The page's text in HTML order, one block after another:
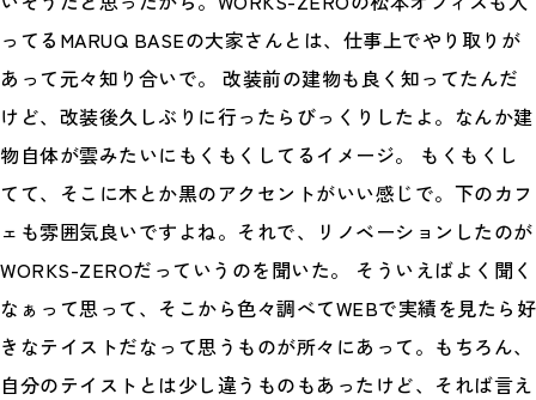
ってるMARUQ BASEの大家さんとは、仕事上でやり取りが
あって元々知り合いで。 改装前の建物も良く知ってたんだ
けど、改装後久しぶりに行ったらびっくりしたよ。なんか建
物自体が雲みたいにもくもくしてるイメージ。 もくもくし
てて、そこに木とか黒のアクセントがいい感じで。下のカフ
ェも雰囲気良いですよね。それで、リノベーションしたのが
WORKS-ZEROだっていうのを聞いた。 そういえばよく聞く
なぁって思って、そこから色々調べてWEBで実績を見たら好
きなテイストだなって思うものが所々にあって。もちろん、
自分のテイストとは少し違うものもあったけど、それば言え